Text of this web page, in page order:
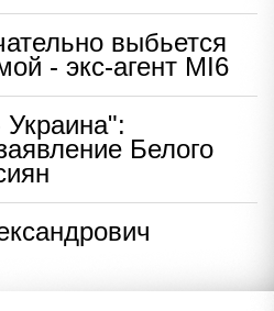
выбьется
- экс-агент MI6
Белого